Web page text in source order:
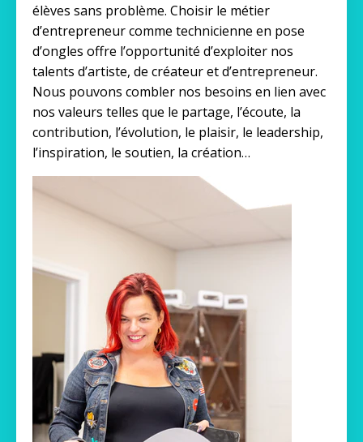
élèves sans problème. Choisir le métier
d’entrepreneur comme technicienne en pose
d’ongles offre l’opportunité d’exploiter nos
talents d’artiste, de créateur et d’entrepreneur.
Nous pouvons combler nos besoins en lien avec
nos valeurs telles que le partage, l’écoute, la
contribution, l’évolution, le plaisir, le leadership,
l’inspiration, le soutien, la création…